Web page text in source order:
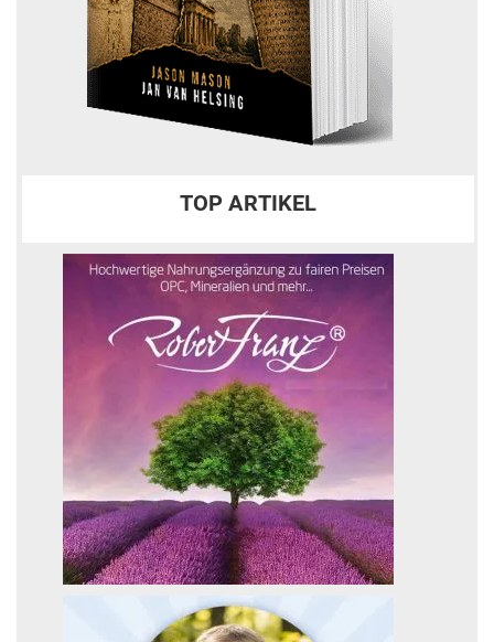
TOP ARTIKEL